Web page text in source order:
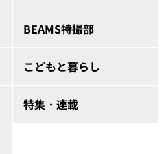
BEAMS特撮部
こどもと暮らし
特集・連載